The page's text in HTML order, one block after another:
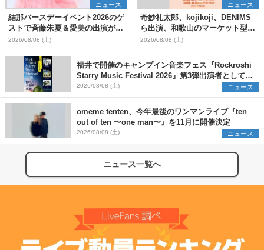
ニュース
結那バースデーイベント2026のゲ
ストで斉藤朱夏＆愛美の出演が決
定
2026/08/08 (土)
ニュース
奇妙礼太郎、kojikoji、DENIMS
ら出演、和歌山のマーケット型野
外イベント『PICNIC JAM
2026』早割チケット発売開始
2026/08/08 (土)
福井で開催のキャンプイン音楽フェス『Rockroshi
Starry Music Festival 2026』第3弾出演者として
SCOOBIE DO、かりゆし58、Reiを発表
2026/08/08 (土) ニュース
omeme tenten、今年最後のワンマンライブ『ten
out of ten 〜one man〜』を11月に開催決定
2026/08/08 (土) ニュース
ニュース一覧へ